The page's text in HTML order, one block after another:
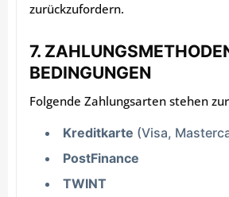
zurückzufordern.
7.
BEDINGUNGEN
Folgende Zahlungsarten stehen
Kreditkarte (Visa,
PostFinance
TWINT